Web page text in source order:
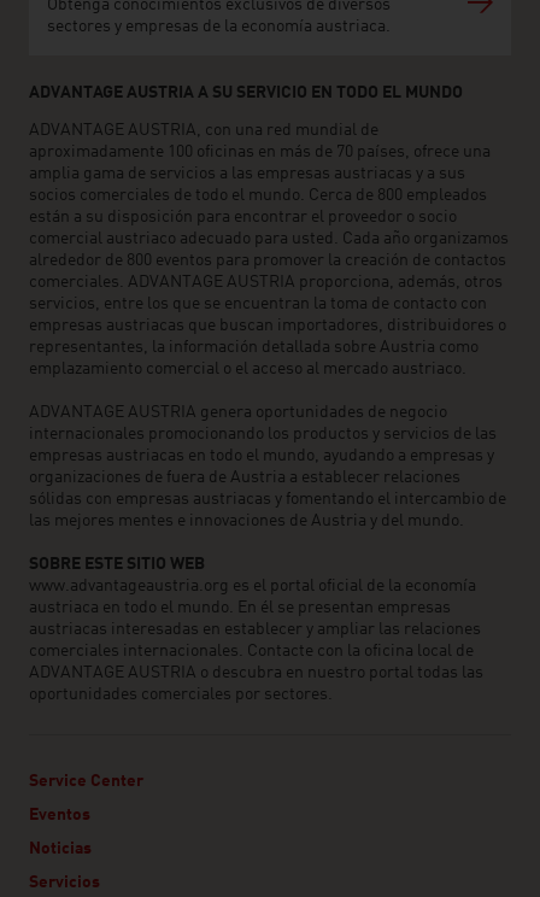
Obtenga conocimientos exclusivos de diversos
sectores y empresas de la economía austriaca.
ADVANTAGE AUSTRIA A SU SERVICIO EN TODO EL MUNDO
ADVANTAGE AUSTRIA, con una red mundial de
aproximadamente 100 oficinas en más de 70 países, ofrece una
amplia gama de servicios a las empresas austriacas y a sus
socios comerciales de todo el mundo. Cerca de 800 empleados
están a su disposición para encontrar el proveedor o socio
comercial austriaco adecuado para usted. Cada año organizamos
alrededor de 800 eventos para promover la creación de contactos
comerciales. ADVANTAGE AUSTRIA proporciona, además, otros
servicios, entre los que se encuentran la toma de contacto con
empresas austriacas que buscan importadores, distribuidores o
representantes, la información detallada sobre Austria como
emplazamiento comercial o el acceso al mercado austriaco.
ADVANTAGE AUSTRIA genera oportunidades de negocio
internacionales promocionando los productos y servicios de las
empresas austriacas en todo el mundo, ayudando a empresas y
organizaciones de fuera de Austria a establecer relaciones
sólidas con empresas austriacas y fomentando el intercambio de
las mejores mentes e innovaciones de Austria y del mundo.
SOBRE ESTE SITIO WEB
www.advantageaustria.org es el portal oficial de la economía
austriaca en todo el mundo. En él se presentan empresas
austriacas interesadas en establecer y ampliar las relaciones
comerciales internacionales. Contacte con la oficina local de
ADVANTAGE AUSTRIA o descubra en nuestro portal todas las
oportunidades comerciales por sectores.
Service Center
Eventos
Noticias
Servicios